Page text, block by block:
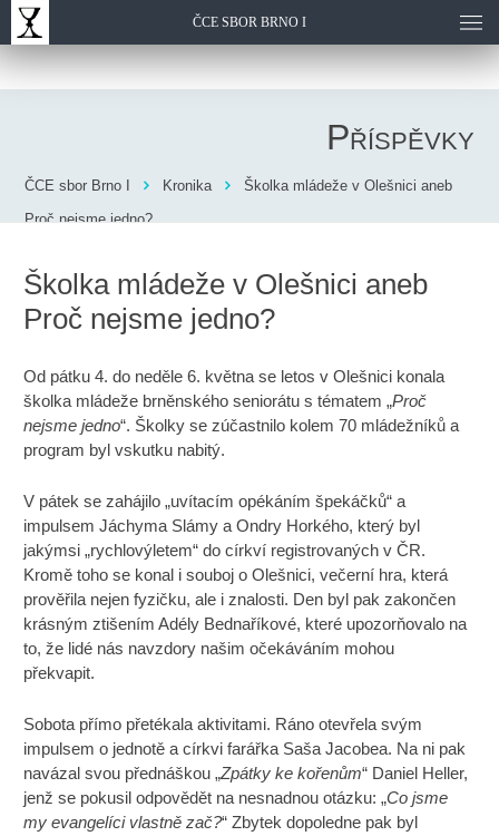
ČCE SBOR BRNO I
Příspěvky
ČCE sbor Brno I Kronika
Školka mládeže v Olešnici aneb
Proč nejsme jedno?
Školka mládeže v Olešnici aneb
Proč nejsme jedno?
Od pátku 4. do neděle 6. května se letos v Olešnici konala
školka mládeže brněnského seniorátu s tématem „Proč
nejsme jedno“. Školky se zúčastnilo kolem 70 mládežníků a
program byl vskutku nabitý.
V pátek se zahájilo „uvítacím opékáním špekáčků“ a
impulsem Jáchyma Slámy a Ondry Horkého, který byl
jakýmsi „rychlovýletem“ do církví registrovaných v ČR.
Kromě toho se konal i souboj o Olešnici, večerní hra, která
prověřila nejen fyzičku, ale i znalosti. Den byl pak zakončen
krásným ztišením Adély Bednaříkové, které upozorňovalo na
to, že lidé nás navzdory našim očekáváním mohou
překvapit.
Sobota přímo přetékala aktivitami. Ráno otevřela svým
impulsem o jednotě a církvi farářka Saša Jacobea. Na ni pak
navázal svou přednáškou „Zpátky ke kořenům“ Daniel Heller,
jenž se pokusil odpovědět na nesnadnou otázku: „Co jsme
my evangelíci vlastně zač?“ Zbytek dopoledne pak byl